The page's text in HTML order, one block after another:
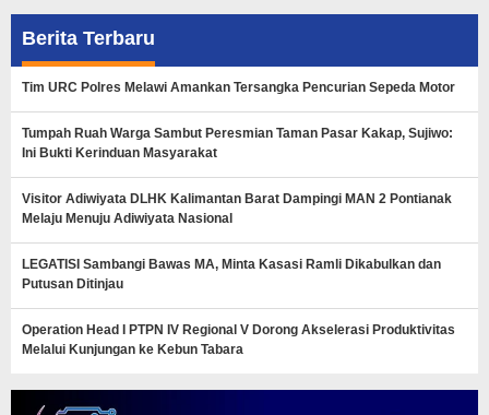
Berita Terbaru
Tim URC Polres Melawi Amankan Tersangka Pencurian Sepeda Motor
Tumpah Ruah Warga Sambut Peresmian Taman Pasar Kakap, Sujiwo:
Ini Bukti Kerinduan Masyarakat
Visitor Adiwiyata DLHK Kalimantan Barat Dampingi MAN 2 Pontianak
Melaju Menuju Adiwiyata Nasional
LEGATISI Sambangi Bawas MA, Minta Kasasi Ramli Dikabulkan dan
Putusan Ditinjau
Operation Head I PTPN IV Regional V Dorong Akselerasi Produktivitas
Melalui Kunjungan ke Kebun Tabara